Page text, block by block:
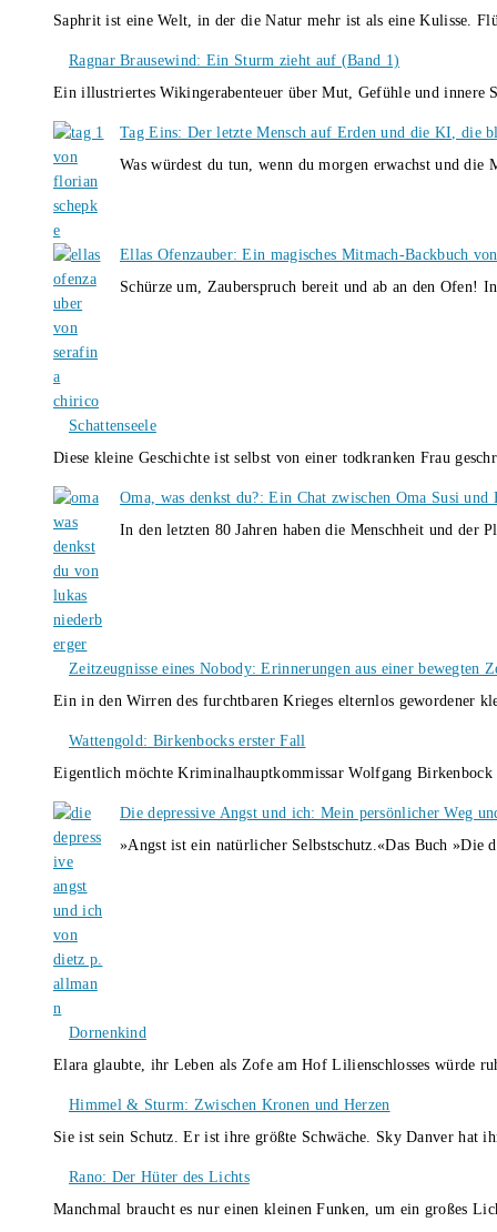
Saphrit ist eine Welt, in der die Natur mehr ist als eine Kulisse.
Ragnar Brausewind: Ein Sturm zieht auf (Band 1)
Ein illustriertes Wikingerabenteuer über Mut, Gefühle und
Tag Eins: Der letzte Mensch auf Erden und die KI, die
Was würdest du tun, wenn du morgen erwachst und
Ellas Ofenzauber: Ein magisches Mitmach-Backbuch
Schürze um, Zauberspruch bereit und ab an den Ofen!
Schattenseele
Diese kleine Geschichte ist selbst von einer todkranken Frau
Oma, was denkst du?: Ein Chat zwischen Oma Susi
In den letzten 80 Jahren haben die Menschheit und
Zeitzeugnisse eines Nobody: Erinnerungen aus einer bewegten
Ein in den Wirren des furchtbaren Krieges elternlos gewordener
Wattengold: Birkenbocks erster Fall
Eigentlich möchte Kriminalhauptkommissar Wolfgang
Die depressive Angst und ich: Mein persönlicher Weg
»Angst ist ein natürlicher Selbstschutz.«Das Buch
Dornenkind
Elara glaubte, ihr Leben als Zofe am Hof Lilienschlosses würde
Himmel & Sturm: Zwischen Kronen und Herzen
Sie ist sein Schutz. Er ist ihre größte Schwäche. Sky Danver
Rano: Der Hüter des Lichts
Manchmal braucht es nur einen kleinen Funken, um ein großes